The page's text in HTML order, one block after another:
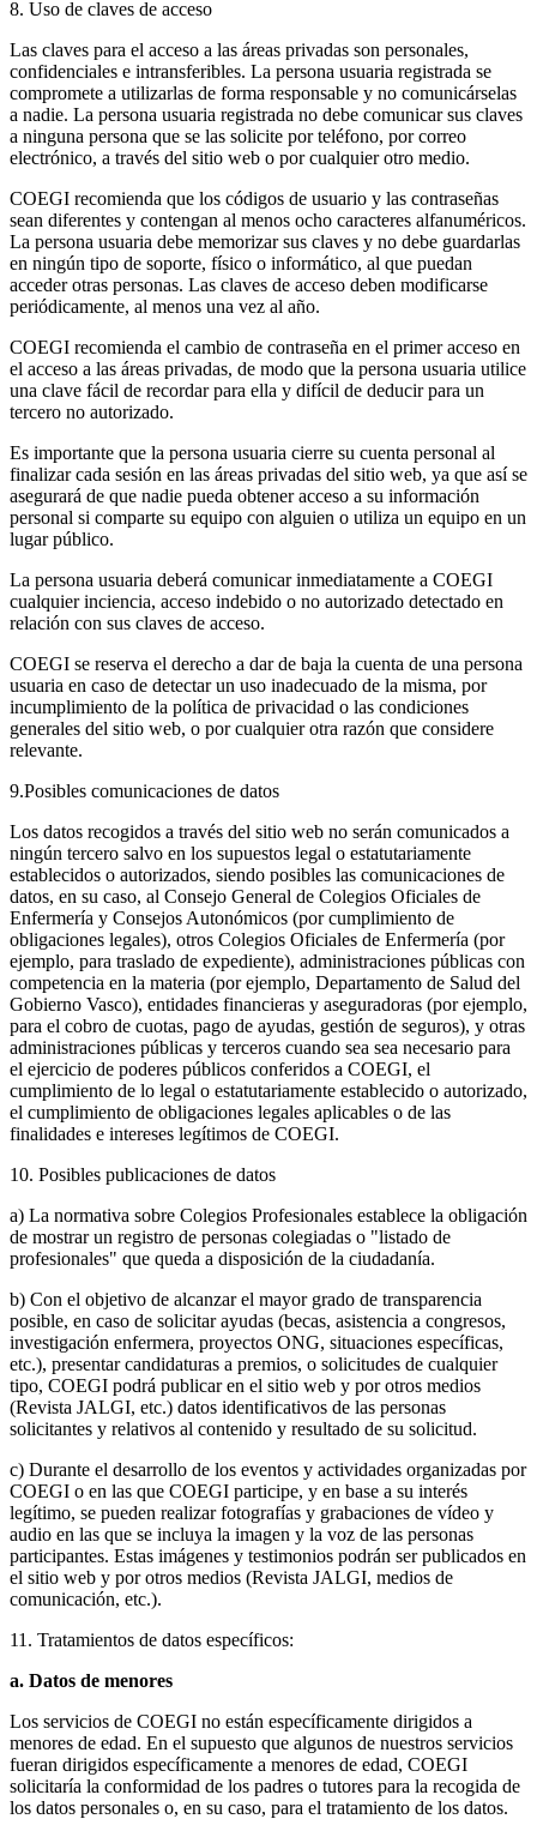
8. Uso de claves de acceso
Las claves para el acceso a las áreas privadas son personales,
confidenciales e intransferibles. La persona usuaria registrada se
compromete a utilizarlas de forma responsable y no comunicárselas
a nadie. La persona usuaria registrada no debe comunicar sus claves
a ninguna persona que se las solicite por teléfono, por correo
electrónico, a través del sitio web o por cualquier otro medio.
COEGI recomienda que los códigos de usuario y las contraseñas
sean diferentes y contengan al menos ocho caracteres alfanuméricos.
La persona usuaria debe memorizar sus claves y no debe guardarlas
en ningún tipo de soporte, físico o informático, al que puedan
acceder otras personas. Las claves de acceso deben modificarse
periódicamente, al menos una vez al año.
COEGI recomienda el cambio de contraseña en el primer acceso en
el acceso a las áreas privadas, de modo que la persona usuaria utilice
una clave fácil de recordar para ella y difícil de deducir para un
tercero no autorizado.
Es importante que la persona usuaria cierre su cuenta personal al
finalizar cada sesión en las áreas privadas del sitio web, ya que así se
asegurará de que nadie pueda obtener acceso a su información
personal si comparte su equipo con alguien o utiliza un equipo en un
lugar público.
La persona usuaria deberá comunicar inmediatamente a COEGI
cualquier inciencia, acceso indebido o no autorizado detectado en
relación con sus claves de acceso.
COEGI se reserva el derecho a dar de baja la cuenta de una persona
usuaria en caso de detectar un uso inadecuado de la misma, por
incumplimiento de la política de privacidad o las condiciones
generales del sitio web, o por cualquier otra razón que considere
relevante.
9.Posibles comunicaciones de datos
Los datos recogidos a través del sitio web no serán comunicados a
ningún tercero salvo en los supuestos legal o estatutariamente
establecidos o autorizados, siendo posibles las comunicaciones de
datos, en su caso, al Consejo General de Colegios Oficiales de
Enfermería y Consejos Autonómicos (por cumplimiento de
obligaciones legales), otros Colegios Oficiales de Enfermería (por
ejemplo, para traslado de expediente), administraciones públicas con
competencia en la materia (por ejemplo, Departamento de Salud del
Gobierno Vasco), entidades financieras y aseguradoras (por ejemplo,
para el cobro de cuotas, pago de ayudas, gestión de seguros), y otras
administraciones públicas y terceros cuando sea sea necesario para
el ejercicio de poderes públicos conferidos a COEGI, el
cumplimiento de lo legal o estatutariamente establecido o autorizado,
el cumplimiento de obligaciones legales aplicables o de las
finalidades e intereses legítimos de COEGI.
10. Posibles publicaciones de datos
a) La normativa sobre Colegios Profesionales establece la obligación
de mostrar un registro de personas colegiadas o "listado de
profesionales" que queda a disposición de la ciudadanía.
b) Con el objetivo de alcanzar el mayor grado de transparencia
posible, en caso de solicitar ayudas (becas, asistencia a congresos,
investigación enfermera, proyectos ONG, situaciones específicas,
etc.), presentar candidaturas a premios, o solicitudes de cualquier
tipo, COEGI podrá publicar en el sitio web y por otros medios
(Revista JALGI, etc.) datos identificativos de las personas
solicitantes y relativos al contenido y resultado de su solicitud.
c) Durante el desarrollo de los eventos y actividades organizadas por
COEGI o en las que COEGI participe, y en base a su interés
legítimo, se pueden realizar fotografías y grabaciones de vídeo y
audio en las que se incluya la imagen y la voz de las personas
participantes. Estas imágenes y testimonios podrán ser publicados en
el sitio web y por otros medios (Revista JALGI, medios de
comunicación, etc.).
11. Tratamientos de datos específicos:
a. Datos de menores
Los servicios de COEGI no están específicamente dirigidos a
menores de edad. En el supuesto que algunos de nuestros servicios
fueran dirigidos específicamente a menores de edad, COEGI
solicitaría la conformidad de los padres o tutores para la recogida de
los datos personales o, en su caso, para el tratamiento de los datos.